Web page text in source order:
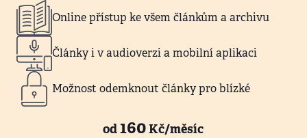
Online přístup ke všem článkům a archivu
Články i v audioverzi a mobilní aplikaci
Možnost odemknout články pro blízké
od160Kč/měsíc